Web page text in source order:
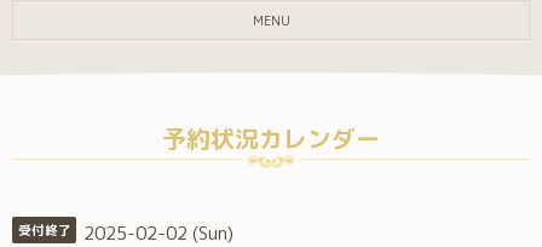
MENU
予約状況カレンダー
受付終了 2025-02-02 (Sun)